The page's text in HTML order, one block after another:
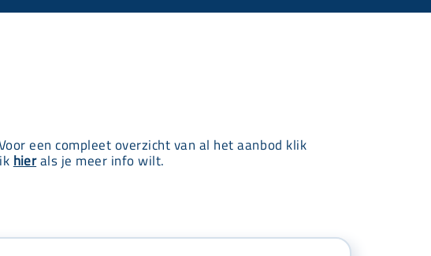
een compleet overzicht van al het aanbod klik
hierals je meer info wilt.